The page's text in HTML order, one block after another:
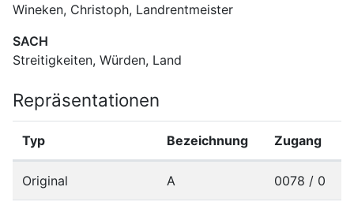
Wineken, Christoph, Landrentmeister
SACH
Streitigkeiten, Würden, Land
Repräsentationen
Typ Bezeichnung Zugang
Original A 0078 / 0